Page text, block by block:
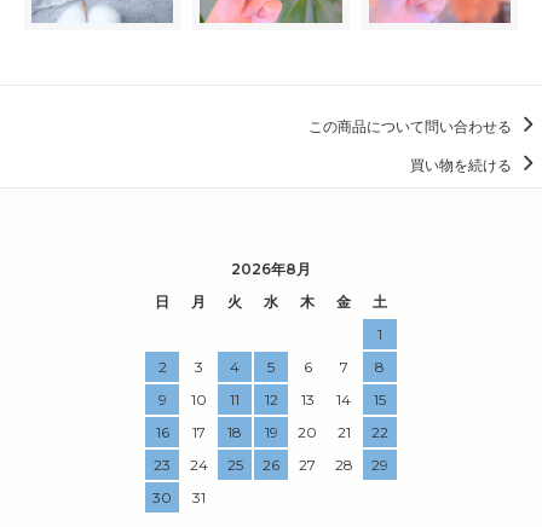
この商品について問い合わせる
買い物を続ける
2026年8月
日
月 火 水 木 金
土
1
2
3 4 5 6 7
8
9
10 11 12 13 14
15
16
17 18 19 20 21
22
23
24 25 26 27 28
29
30
31